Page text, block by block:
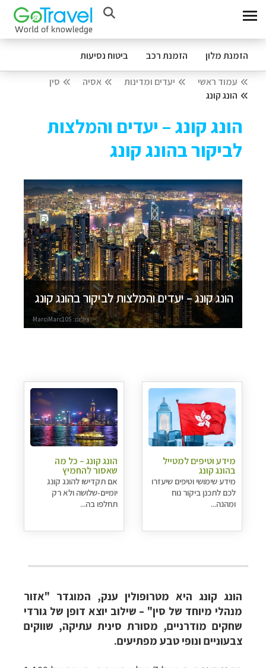
הזמנת מלון הזמנת רכב ביטוח נסיעות
עמוד ראשי יעדים ומדינות אסיה
סין
הונג קונג
הונג קונג – יעדים והמלצות
לביקור בהונג קונג
הונג קונג – יעדים והמלצות לביקור בהונג קונג
צילום: MarciMarc105
מידע וטיפים למטייל
בהונג קונג
מידע שימושי וטיפים שיעזרו
לכם לתכנן ביקור נוח
ומהנה...
הונג קונג – כל מה
שאסור להחמיץ
אם תקדישו להונג קונג
יומיים-שלושה ולא רק
תחלפו בה...
הונג קונג היא מטרופולין ענק, המוגדר "אזור
מנהלי מיוחד של סין" – שילוב יוצא דופן של גורדי
שחקים מודרניים, מסורת סינית עתיקה, שווקים
צבעוניים ונופי טבע מפתיעים.